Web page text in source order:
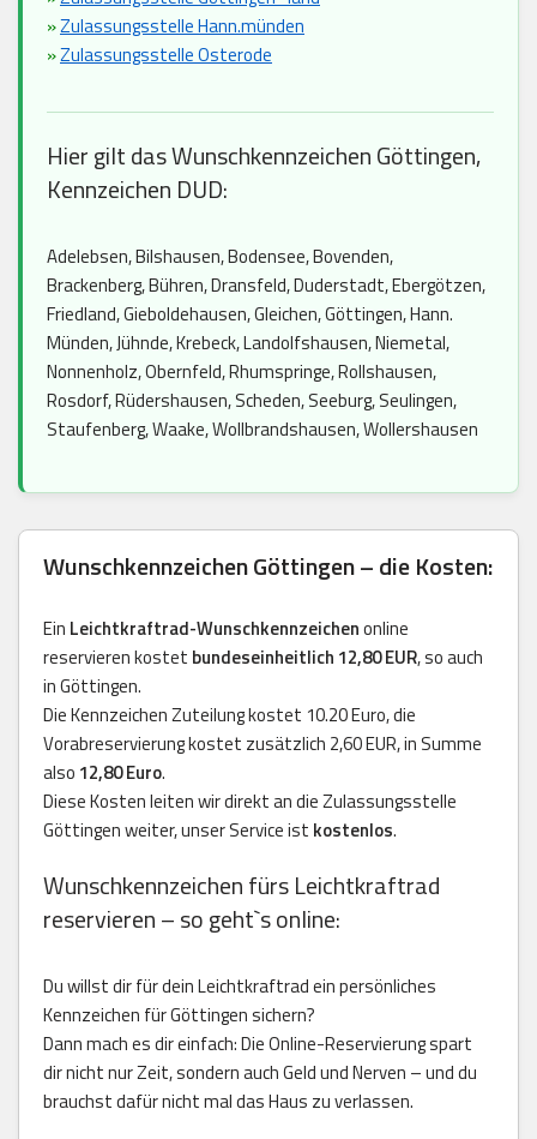
»Zulassungsstelle Hann.münden
»Zulassungsstelle Osterode
Hier gilt das Wunschkennzeichen Göttingen,
Kennzeichen DUD:
Adelebsen, Bilshausen, Bodensee, Bovenden,
Brackenberg, Bühren, Dransfeld, Duderstadt, Ebergötzen,
Friedland, Gieboldehausen, Gleichen, Göttingen, Hann.
Münden, Jühnde, Krebeck, Landolfshausen, Niemetal,
Nonnenholz, Obernfeld, Rhumspringe, Rollshausen,
Rosdorf, Rüdershausen, Scheden, Seeburg, Seulingen,
Staufenberg, Waake, Wollbrandshausen, Wollershausen
Wunschkennzeichen Göttingen – die Kosten:
Ein Leichtkraftrad-Wunschkennzeichenonline
reservieren kostet bundeseinheitlich 12,80 EUR, so auch
in Göttingen.
Die Kennzeichen Zuteilung kostet 10.20 Euro, die
Vorabreservierung kostet zusätzlich 2,60 EUR, in Summe
also 12,80 Euro.
Diese Kosten leiten wir direkt an die Zulassungsstelle
Göttingen weiter, unser Service ist kostenlos.
Wunschkennzeichen fürs Leichtkraftrad
reservieren – so geht`s online:
Du willst dir für dein Leichtkraftrad ein persönliches
Kennzeichen für Göttingen sichern?
Dann mach es dir einfach: Die Online-Reservierung spart
dir nicht nur Zeit, sondern auch Geld und Nerven – und du
brauchst dafür nicht mal das Haus zu verlassen.